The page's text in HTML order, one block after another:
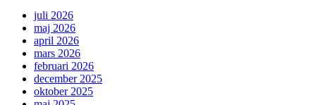
juli 2026
maj 2026
april 2026
mars 2026
februari 2026
december 2025
oktober 2025